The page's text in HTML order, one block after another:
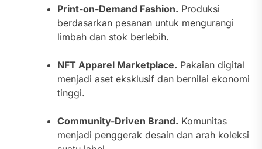
Print-on-Demand Fashion. Produksi
berdasarkan pesanan untuk mengurangi
limbah dan stok berlebih.
NFT Apparel Marketplace. Pakaian digital
menjadi aset eksklusif dan bernilai ekonomi
tinggi.
Community-Driven Brand. Komunitas
menjadi penggerak desain dan arah koleksi